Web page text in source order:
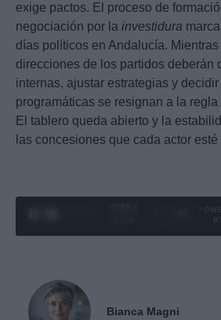
exige pactos. El proceso de
negociación por la investidura
días políticos en Andalucía.
direcciones de los partidos deberán
internas, ajustar estrategias y
programáticas se resignan a la
El tablero queda abierto y la
las concesiones que cada actor
Bianca Magni